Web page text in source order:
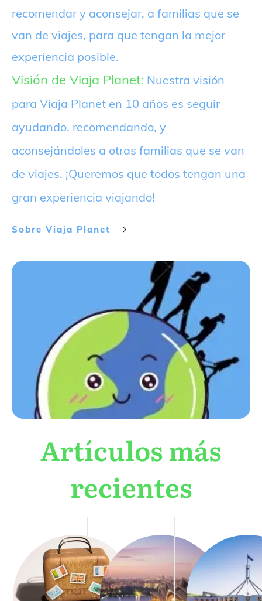
recomendar y aconsejar, a familias que se
van de viajes, para que tengan la mejor
experiencia posible.
Visión de Viaja Planet: Nuestra visión
para Viaja Planet en 10 años es seguir
ayudando, recomendando, y
aconsejándoles a otras familias que se van
de viajes. ¡Queremos que todos tengan una
gran experiencia viajando!
Sobre Viaja Planet
Artículos más
recientes